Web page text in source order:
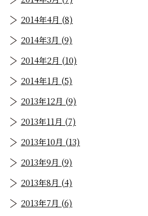
2014年4月 (8)
2014年3月 (9)
2014年2月 (10)
2014年1月 (5)
2013年12月 (9)
2013年11月 (7)
2013年10月 (13)
2013年9月 (9)
2013年8月 (4)
2013年7月 (6)